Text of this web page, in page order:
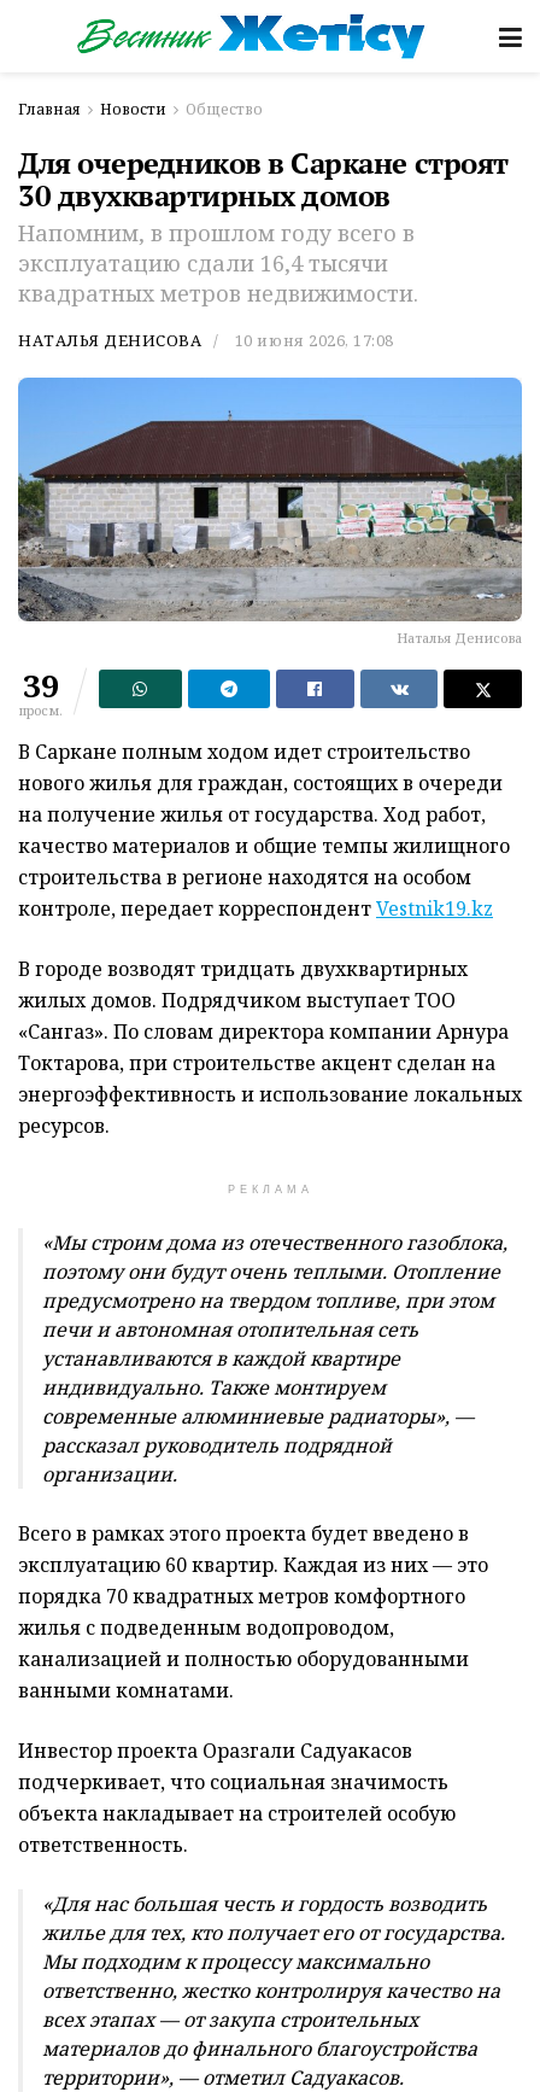
Главная Новости Общество
Для очередников в Саркане строят
30 двухквартирных домов
Напомним, в прошлом году всего в
эксплуатацию сдали 16,4 тысячи
квадратных метров недвижимости.
НАТАЛЬЯ ДЕНИСОВА 10 июня 2026, 17:08
Наталья Денисова
39
просм.
В Саркане полным ходом идет строительство
нового жилья для граждан, состоящих в очереди
на получение жилья от государства. Ход работ,
качество материалов и общие темпы жилищного
строительства в регионе находятся на особом
контроле, передает корреспондентVestnik19.kz
В городе возводят тридцать двухквартирных
жилых домов. Подрядчиком выступает ТОО
«Сангаз». По словам директора компании Арнура
Токтарова, при строительстве акцент сделан на
энергоэффективность и использование локальных
ресурсов.
РЕКЛАМА
«Мы строим дома из отечественного газоблока,
поэтому они будут очень теплыми. Отопление
предусмотрено на твердом топливе, при этом
печи и автономная отопительная сеть
устанавливаются в каждой квартире
индивидуально. Также монтируем
современные алюминиевые радиаторы», —
рассказал руководитель подрядной
организации.
Всего в рамках этого проекта будет введено в
эксплуатацию 60 квартир. Каждая из них — это
порядка 70 квадратных метров комфортного
жилья с подведенным водопроводом,
канализацией и полностью оборудованными
ванными комнатами.
Инвестор проекта Оразгали Садуакасов
подчеркивает, что социальная значимость
объекта накладывает на строителей особую
ответственность.
«Для нас большая честь и гордость возводить
жилье для тех, кто получает его от государства.
Мы подходим к процессу максимально
ответственно, жестко контролируя качество на
всех этапах — от закупа строительных
материалов до финального благоустройства
территории», — отметил Садуакасов.